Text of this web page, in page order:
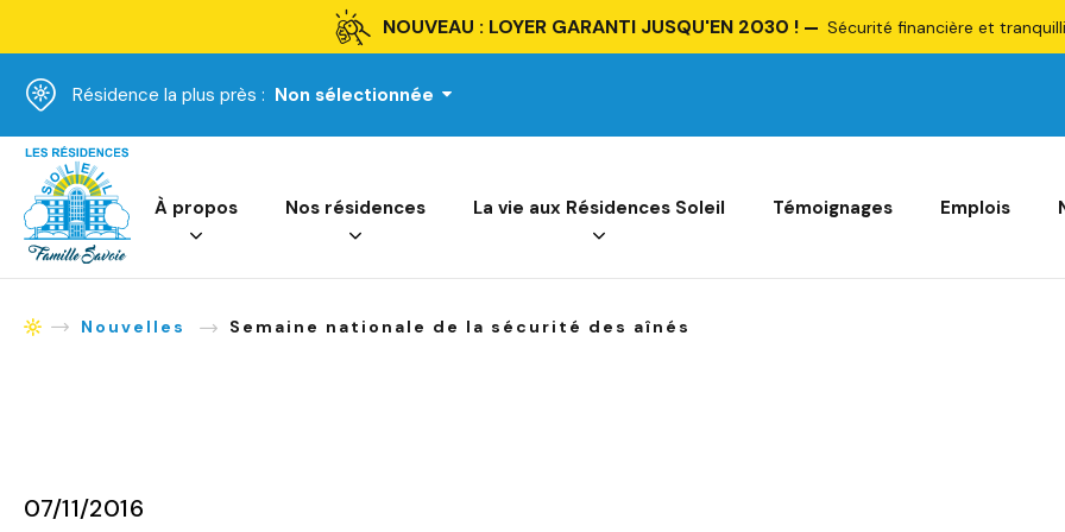
NOUVEAU : LOYER GARANTI JUSQU'EN 2030 ! Sécurité financière et
Résidence la plus près : Non sélectionnée
Accueil
À propos Nos résidences La vie aux Résidences Soleil Témoignages Emplois
AccueilNouvelles Semaine nationale de la sécurité des aînés
07/11/2016